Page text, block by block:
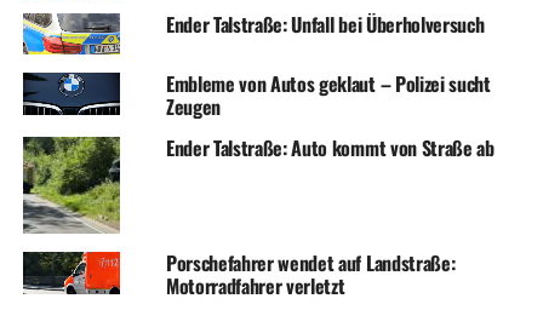
Ender Talstraße: Unfall bei Überholversuch
Embleme von Autos geklaut – Polizei sucht
Zeugen
Ender Talstraße: Auto kommt von Straße ab
Porschefahrer wendet auf Landstraße:
Motorradfahrer verletzt